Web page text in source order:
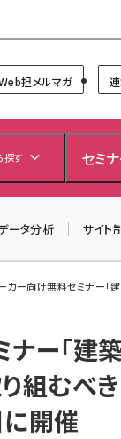
担メルマガ
探す セミ
ータ分析 サイト
カー向け無料セミナー
ー「建
組むべ
開催
込み受付中！ ／
から▼